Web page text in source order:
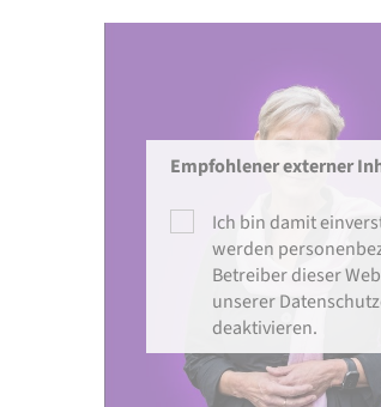
Empfohlener externer
Ich bin damit
werden
Betreiber dieser
unserer
deaktivieren.